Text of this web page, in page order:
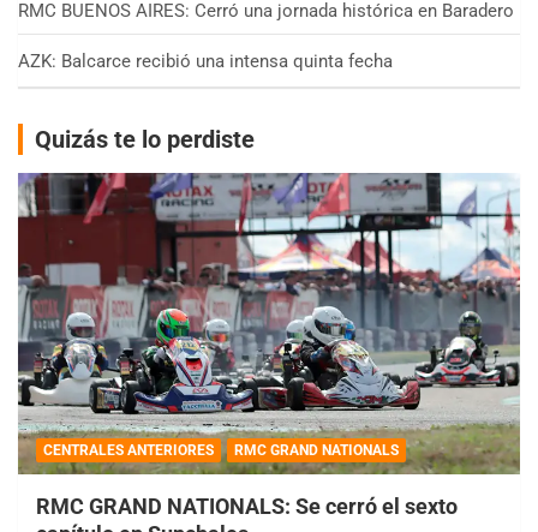
RMC BUENOS AIRES: Cerró una jornada histórica en Baradero
AZK: Balcarce recibió una intensa quinta fecha
Quizás te lo perdiste
CENTRALES ANTERIORES RMC GRAND NATIONALS
RMC GRAND NATIONALS: Se cerró el sexto